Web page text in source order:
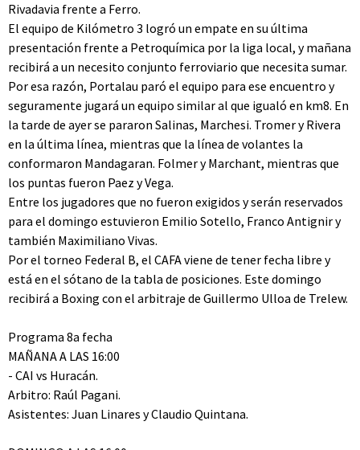
Rivadavia frente a Ferro.
El equipo de Kilómetro 3 logró un empate en su última
presentación frente a Petroquímica por la liga local, y mañana
recibirá a un necesito conjunto ferroviario que necesita sumar.
Por esa razón, Portalau paró el equipo para ese encuentro y
seguramente jugará un equipo similar al que igualó en km8. En
la tarde de ayer se pararon Salinas, Marchesi. Tromer y Rivera
en la última línea, mientras que la línea de volantes la
conformaron Mandagaran. Folmer y Marchant, mientras que
los puntas fueron Paez y Vega.
Entre los jugadores que no fueron exigidos y serán reservados
para el domingo estuvieron Emilio Sotello, Franco Antignir y
también Maximiliano Vivas.
Por el torneo Federal B, el CAFA viene de tener fecha libre y
está en el sótano de la tabla de posiciones. Este domingo
recibirá a Boxing con el arbitraje de Guillermo Ulloa de Trelew.
Programa 8a fecha
MAÑANA A LAS 16:00
- CAI vs Huracán.
Arbitro: Raúl Pagani.
Asistentes: Juan Linares y Claudio Quintana.